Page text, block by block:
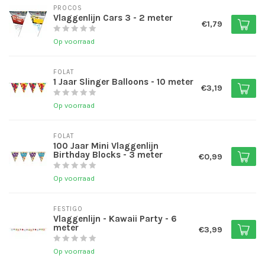
PROCOS
Vlaggenlijn Cars 3 - 2 meter
Op voorraad
€1,79
FOLAT
1 Jaar Slinger Balloons - 10 meter
Op voorraad
€3,19
FOLAT
100 Jaar Mini Vlaggenlijn
Birthday Blocks - 3 meter
Op voorraad
€0,99
FESTIGO
Vlaggenlijn - Kawaii Party - 6
meter
Op voorraad
€3,99